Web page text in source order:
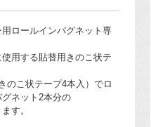
用ロールインバグネット専
用する貼替用きのこ状テ
のこ状テープ4本入）でロ
ネット2本分の
す。